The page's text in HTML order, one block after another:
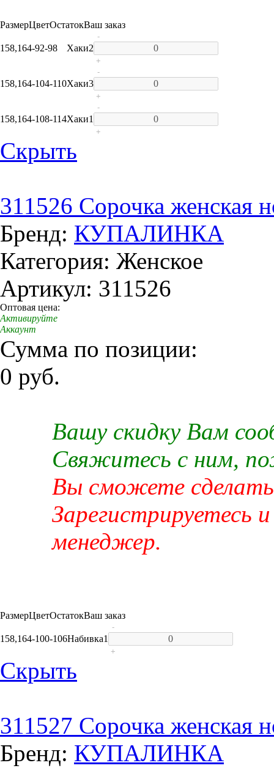
РазмерЦветОстатокВаш заказ
158,164-92-98 Хаки2
-
+
158,164-104-110Хаки3
-
+
158,164-108-114Хаки1
-
+
Скрыть
311526 Сорочка женская
Бренд: КУПАЛИНКА
Категория: Женское
Артикул: 311526
Оптовая цена:
Активируйте
Аккаунт
Сумма по позиции:
0 руб.
Вашу скидку Вам
Свяжитесь с ним,
Вы сможете сделать
Зарегистрируетесь
менеджер.
РазмерЦветОстатокВаш заказ
158,164-100-106Набивка1
-
+
Скрыть
311527 Сорочка женская
Бренд: КУПАЛИНКА